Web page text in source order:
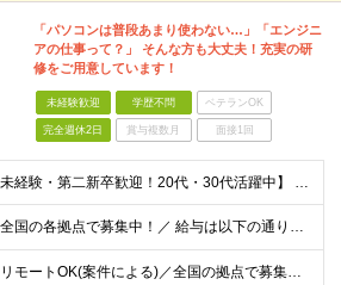
「パソコンは普段あまり使わない…」「エンジニ
アの仕事って？」 そんな方も大丈夫！充実の研
修をご用意しています！
未経験歓迎 学歴不問 ベテランOK
完全週休2日 賞与複数月 面接1回
【未経験・第二新卒歓迎！20代・30代活躍中】 ★意欲・人柄重視の採用を実施！ ◆学歴不問 ◆社会人未経験もOK ～こんな方にオススメです～ ◎エンジニアに興味・関心のある方 ◎正社員デビューを叶え
＼全国の各拠点で募集中！／ 給与は以下の通り、勤務地により異なります。 札幌：月給23万円～27万円 仙台：月給22万円～26万円 新潟：月給22万円～26万円 東京：月給26万円～30万円 大阪：
★リモートOK(案件による)／全国の拠点で募集中！ 北海道、宮城県、新潟県、東京都、大阪府、福岡県、沖縄県にある各拠点 ※様々な企業の現場で、当社プロジェクトに加わり業務を行っていただきます。 ※希望